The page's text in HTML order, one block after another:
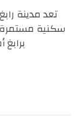
تعد مدينة
سكنية